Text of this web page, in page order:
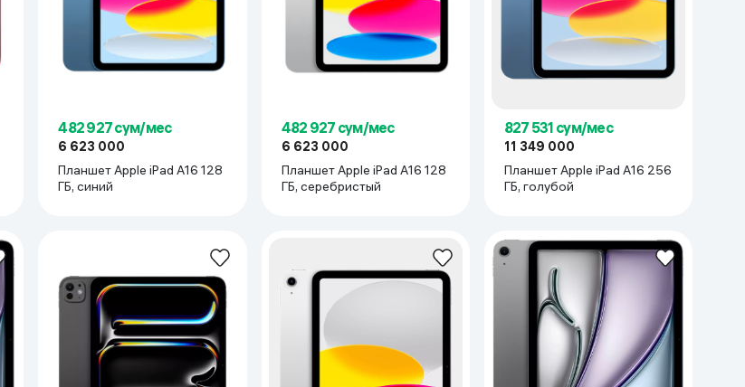
482 927 сум/мес
6 623 000
Планшет Apple iPad A16 128
ГБ, синий
482 927 сум/мес
6 623 000
Планшет Apple iPad A16 128
ГБ, серебристый
827 531 сум/мес
11 349 000
Планшет Apple iPad A16 256
ГБ, голубой